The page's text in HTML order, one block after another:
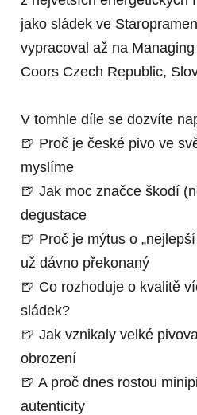
jako sládek ve
vypracoval až na
Coors Czech Republic,
V tomhle díle se dozvíte
🍺 Proč je české pivo ve
myslíme
🍺 Jak moc značce škodí
degustace
🍺 Proč je mýtus o
už dávno překonaný
🍺 Co rozhoduje o kvalitě
sládek?
🍺 Jak vznikaly velké
obrození
🍺 A proč dnes rostou
autenticity